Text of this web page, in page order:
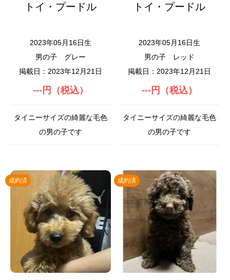
トイ・プードル
2023年05月16日生
男の子
グレー
掲載日：2023年12月21日
---円（税込）
タイニーサイズの綺麗な毛色
の男の子です
トイ・プードル
2023年05月16日生
男の子
レッド
掲載日：2023年12月21日
---円（税込）
タイニーサイズの綺麗な毛色
の男の子です
成約済 成約済